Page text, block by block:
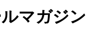
マガジ